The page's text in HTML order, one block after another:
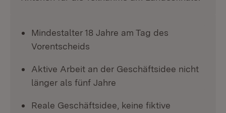
Mindestalter 18 Jahre am Tag des
Vorentscheids
Aktive Arbeit an der Geschäftsidee nicht
länger als fünf Jahre
Reale Geschäftsidee, keine fiktive